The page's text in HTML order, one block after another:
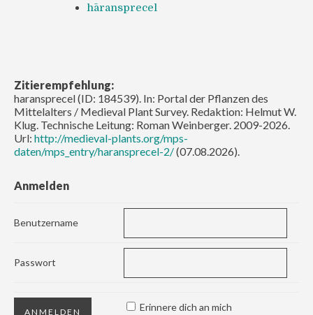
hāransprecel
Zitierempfehlung:
haransprecel (ID: 184539). In: Portal der Pflanzen des
Mittelalters / Medieval Plant Survey. Redaktion: Helmut W.
Klug. Technische Leitung: Roman Weinberger. 2009-2026.
Url: http://medieval-plants.org/mps-
daten/mps_entry/haransprecel-2/(07.08.2026).
Anmelden
Benutzername
Passwort
Erinnere dich an mich